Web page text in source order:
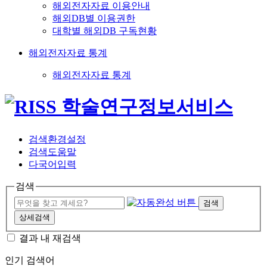
해외전자자료 이용안내
해외DB별 이용권한
대학별 해외DB 구독현황
해외전자자료 통계
해외전자자료 통계
검색환경설정
검색도움말
다국어입력
검색
검색
상세검색
결과 내 재검색
인기 검색어